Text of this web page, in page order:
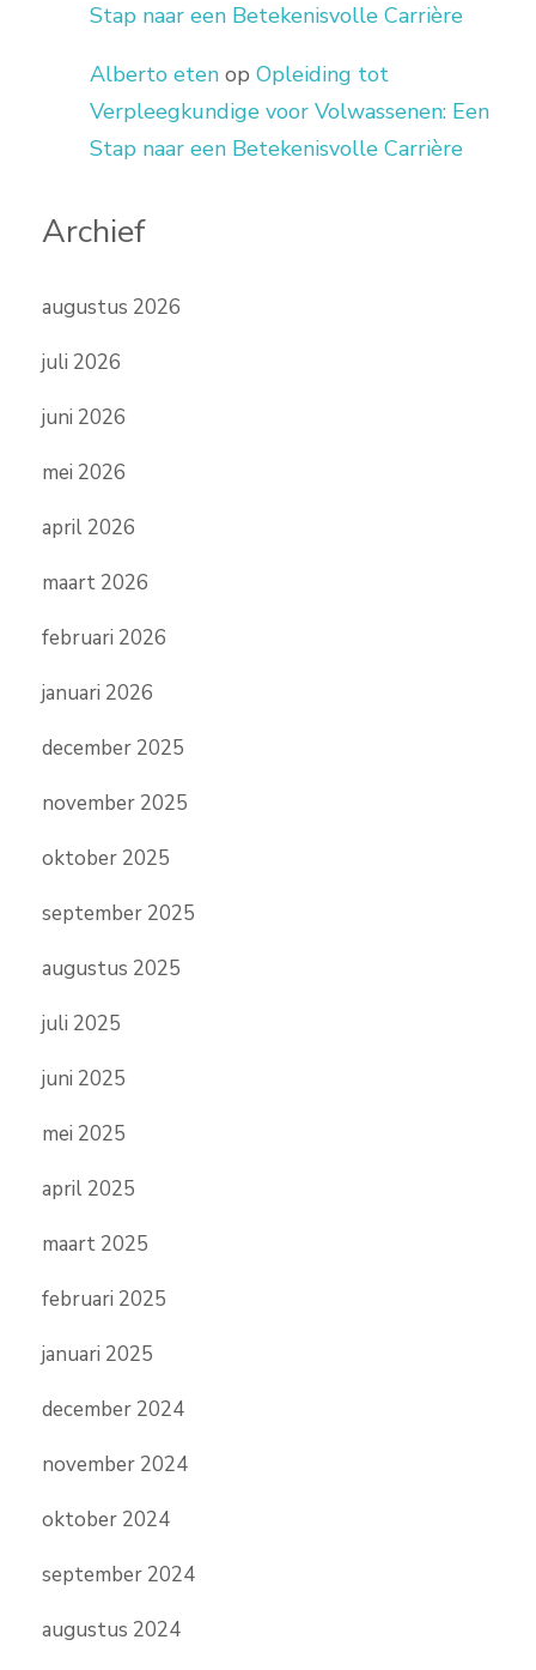
Stap naar een Betekenisvolle Carrière
Alberto eten op Opleiding tot
Verpleegkundige voor Volwassenen: Een
Stap naar een Betekenisvolle Carrière
Archief
augustus 2026
juli 2026
juni 2026
mei 2026
april 2026
maart 2026
februari 2026
januari 2026
december 2025
november 2025
oktober 2025
september 2025
augustus 2025
juli 2025
juni 2025
mei 2025
april 2025
maart 2025
februari 2025
januari 2025
december 2024
november 2024
oktober 2024
september 2024
augustus 2024